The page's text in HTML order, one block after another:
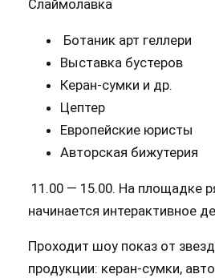
Слаймолавка
Ботаник арт геллери
Выставка бустеров
Керан-сумки и др.
Цептер
Европейские юристы
Авторская бижутерия
11.00 — 15.00. На площадке
начинается интерактивное
Проходит шоу показ от
продукции: керан-сумки,